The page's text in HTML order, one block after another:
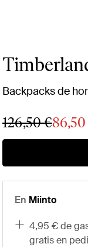
Backpacks de
126,50 €
En Miinto
4,95 € de gastos de envío no incluidos. envío
gratis en